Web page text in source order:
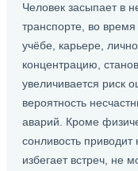
Человек засыпает в
транспорте, во
учёбе, карьере,
концентрацию,
увеличивается риск
вероятность
аварий. Кроме
сонливость
избегает встреч, не